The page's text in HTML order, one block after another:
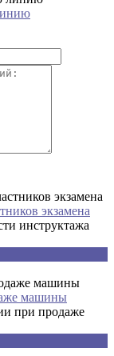
экзамена
инструктажа
машины
при продаже